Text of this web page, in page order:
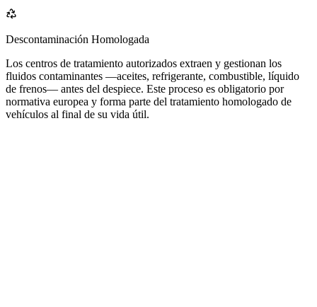
Descontaminación Homologada
Los centros de tratamiento autorizados extraen y gestionan los
fluidos contaminantes —aceites, refrigerante, combustible, líquido
de frenos— antes del despiece. Este proceso es obligatorio por
normativa europea y forma parte del tratamiento homologado de
vehículos al final de su vida útil.